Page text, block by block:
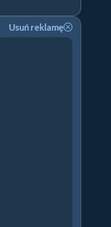
Usuń reklamę